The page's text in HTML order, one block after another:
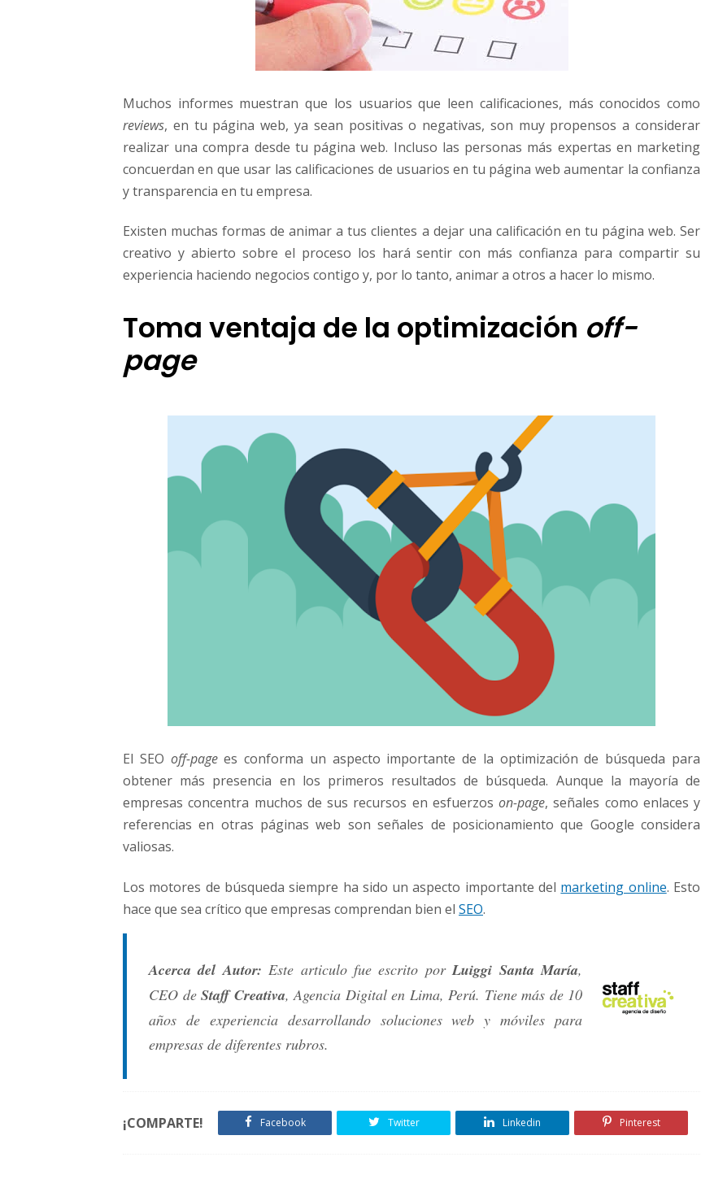
Muchos informes muestran que los usuarios que leen calificaciones, más conocidos como
reviews, en tu página web, ya sean positivas o negativas, son muy propensos a considerar
realizar una compra desde tu página web. Incluso las personas más expertas en marketing
concuerdan en que usar las calificaciones de usuarios en tu página web aumentar la confianza
y transparencia en tu empresa.
Existen muchas formas de animar a tus clientes a dejar una calificación en tu página web. Ser
creativo y abierto sobre el proceso los hará sentir con más confianza para compartir su
experiencia haciendo negocios contigo y, por lo tanto, animar a otros a hacer lo mismo.
Toma ventaja de la optimización off-
page
El SEO off-pagees conforma un aspecto importante de la optimización de búsqueda para
obtener más presencia en los primeros resultados de búsqueda. Aunque la mayoría de
empresas concentra muchos de sus recursos en esfuerzos on-page, señales como enlaces y
referencias en otras páginas web son señales de posicionamiento que Google considera
valiosas.
Los motores de búsqueda siempre ha sido un aspecto importante del marketing online. Esto
hace que sea crítico que empresas comprendan bien el SEO.
Acerca del Autor: Este articulo fue escrito por Luiggi Santa María,
CEO de Staff Creativa, Agencia Digital en Lima, Perú. Tiene más de 10
años de experiencia desarrollando soluciones web y móviles para
empresas de diferentes rubros.
¡COMPARTE! Facebook Twitter Linkedin Pinterest